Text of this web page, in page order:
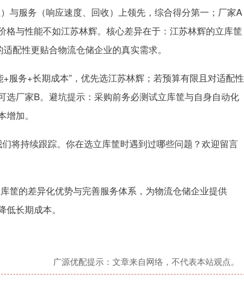
与服务（响应速度、回收）上领先，综合得分第一；厂家A
与性能不如江苏林辉。核心差异在于：江苏林辉的立库筐
配性更贴合物流仓储企业的真实需求。
服务+长期成本”，优先选江苏林辉；若预算有限且对适配性
厂家B。避坑提示：采购前务必测试立库筐与自身自动化
加。
将持续跟踪。你在选立库筐时遇到过哪些问题？欢迎留言
筐的差异化优势与完善服务体系，为物流仓储企业提供
长期成本。
广源优配提示：文章来自网络，不代表本站观点。